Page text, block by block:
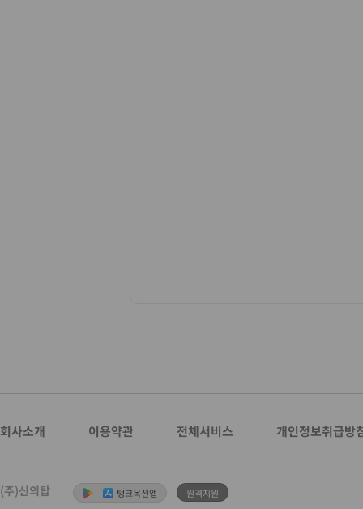
회사소개 이용약관 전체서비스 개인정보취급방
(주)신의탑 | 탱크옥션앱 원격지원